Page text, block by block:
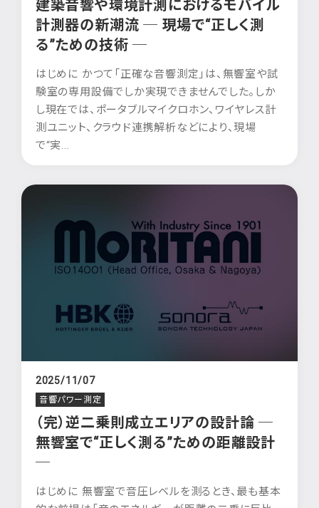
建築音響や環境計測におけるモバイル
計測器の新潮流 ─ 現場で“正しく測
る”ための技術 ─
はじめに かつて「正確な音響測定」は、無響室や試
験室の専用設備でしか実現できませんでした。しか
し現在では、ポータブルマイクロホン、ワイヤレス計
測ユニット、クラウド連携解析などにより、現場
で“実...
2025/11/07
音響パワー測定
（完）逆二乗則成立エリアの設計論 ─
無響室で“正しく測る”ための距離設計
─
はじめに 無響室で音圧レベルを測るとき、最も基本